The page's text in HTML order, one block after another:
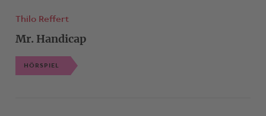
Thilo Reffert
Mr. Handicap
HÖRSPIEL